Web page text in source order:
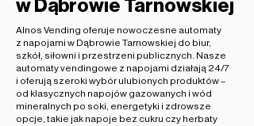
w Dąbrowie Tarnowskiej
Alnos Vending oferuje nowoczesne automaty
z napojami w Dąbrowie Tarnowskiej do biur,
szkół, siłowni i przestrzeni publicznych. Nasze
automaty vendingowe z napojami działają 24/7
i oferują szeroki wybór ulubionych produktów –
od klasycznych napojów gazowanych i wód
mineralnych po soki, energetyki i zdrowsze
opcje, takie jak napoje bez cukru czy herbaty